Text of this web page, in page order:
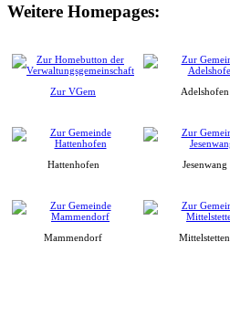
Weitere Homepages:
Zur VGem Adelshofen
Hattenhofen Jesenwang
Mammendorf Mittelstetten